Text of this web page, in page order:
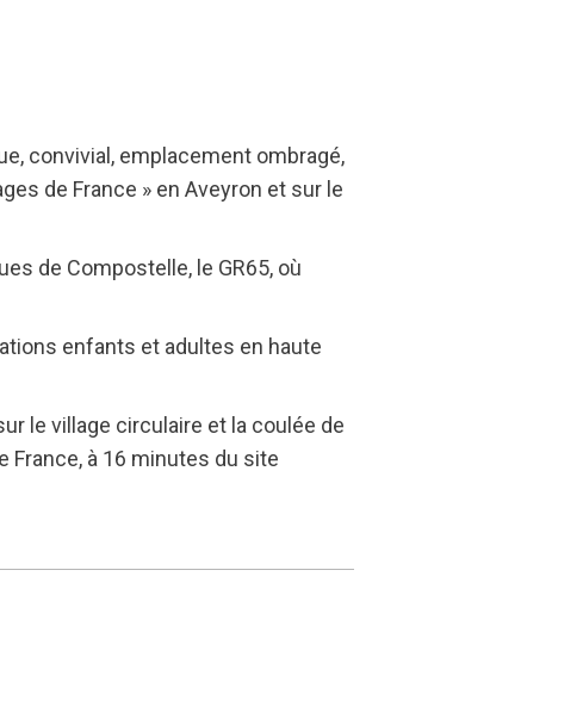
convivial, emplacement ombragé,
de France » en Aveyron et sur le
de Compostelle, le GR65, où
enfants et adultes en haute
le village circulaire et la coulée de
France, à 16 minutes du site